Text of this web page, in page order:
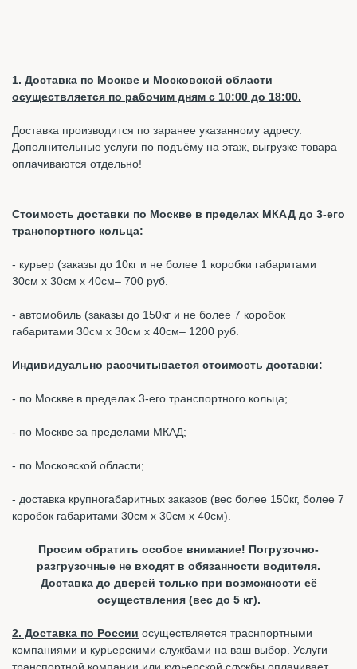
1. Доставка по Москве и Московской области
осуществляется по рабочим дням с 10:00 до 18:00.
Доставка производится по заранее указанному адресу.
Дополнительные услуги по подъёму на этаж, выгрузке товара
оплачиваются отдельно!
Стоимость доставки по Москве в пределах МКАД до 3-его
транспортного кольца:
- курьер (заказы до 10кг и не более 1 коробки габаритами
30см х 30см х 40см– 700 руб.
- автомобиль (заказы до 150кг и не более 7 коробок
габаритами 30см х 30см х 40см– 1200 руб.
Индивидуально рассчитывается стоимость доставки:
- по Москве в пределах 3-его транспортного кольца;
- по Москве за пределами МКАД;
- по Московской области;
- доставка крупногабаритных заказов (вес более 150кг, более 7
коробок габаритами 30см х 30см х 40см).
Просим обратить особое внимание! Погрузочно-
разгрузочные не входят в обязанности водителя.
Доставка до дверей только при возможности её
осуществления (вес до 5 кг).
2. Доставка по России осуществляется траснпортными
компаниями и курьерскими службами на ваш выбор. Услуги